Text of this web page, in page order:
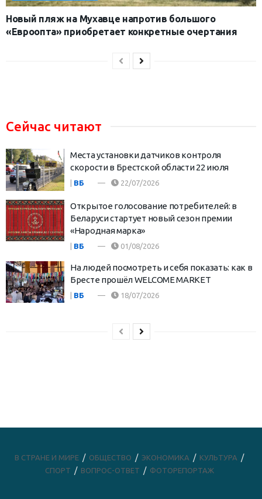
Новый пляж на Мухавце напротив большого
«Евроопта» приобретает конкретные очертания
Сейчас читают
Места установки датчиков контроля
скорости в Брестской области 22 июля
ВБ 22/07/2026
Открытое голосование потребителей: в
Беларуси стартует новый сезон премии
«Народная марка»
| ВБ 01/08/2026
На людей посмотреть и себя показать: как в
Бресте прошёл WELCOME MARKET
| ВБ 18/07/2026
В СТРАНЕ И МИРЕ ОБЩЕСТВО ЭКОНОМИКА
КУЛЬТУРА
СПОРТ
ВОПРОС-ОТВЕТ ФОТОРЕПОРТАЖ